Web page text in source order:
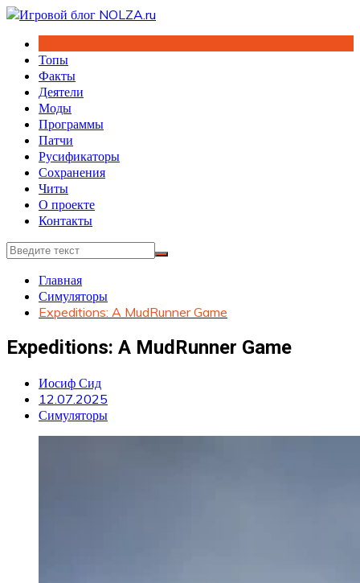
Перейти
содержимому
Топы
Факты
Деятели
Моды
Программы
Патчи
Русификаторы
Сохранения
Читы
О проекте
Контакты
Главная
Симуляторы
Expeditions: A MudRunner Game
Expeditions: A MudRunner Game
Иосиф Сид
12.07.2025
Симуляторы